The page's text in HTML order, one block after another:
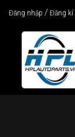
Đăng nhập / Đăng kí